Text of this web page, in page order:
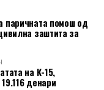
претставува
директно ги
паричната помош од
заштита за
на К-15,
денари